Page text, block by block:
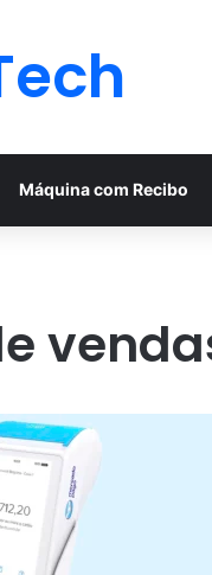
Máquina com Recibo